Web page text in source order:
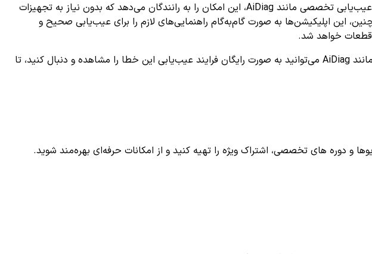
از اهمیت ویژه‌ای برخوردار است. استفاده از اپلیکیشن‌های عیب‌یابی تخصصی مانند AiDiag، این امکان را به رانندگان می‌دهد که بدون نیاز به تجهیزات
این اپلیکیشن‌ها به صورت گام‌به‌گام راهنمایی‌های لازم را برای عیب‌یابی صحیح و
قطعات خواهد شد.
در پایان، اگر با کد خطای P0477 روبرو شده‌اید، نگران نباشید؛ با استفاده از فناوری‌های نوین و اپلیکیشن‌هایی مانند AiDiag می‌توانید به صورت رایگان فرایند عیب‌یابی این خطا را مشاهده و دنبال کنید، تا
و دوره های تخصصی، اشتراک ویژه را تهیه کنید و از امکانات حرفه‌ای بهره‌مند شوید.